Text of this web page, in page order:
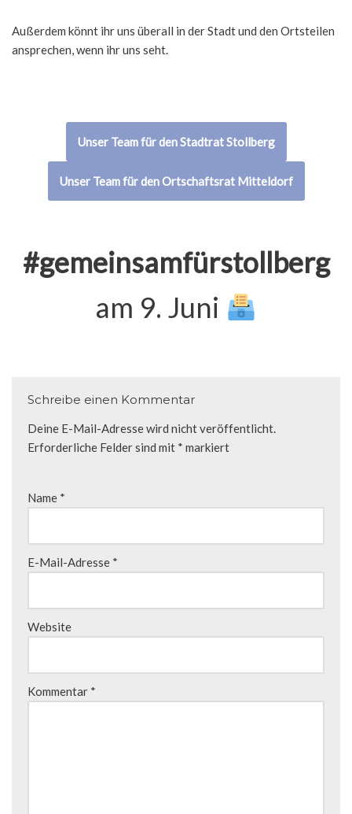
Außerdem könnt ihr uns überall in der Stadt und den Ortsteilen
ansprechen, wenn ihr uns seht.
Unser Team für den Stadtrat Stollberg
Unser Team für den Ortschaftsrat Mitteldorf
#gemeinsamfürstollberg
am 9. Juni
Schreibe einen Kommentar
Deine E-Mail-Adresse wird nicht veröffentlicht.
Erforderliche Felder sind mit * markiert
Name *
E-Mail-Adresse *
Website
Kommentar *